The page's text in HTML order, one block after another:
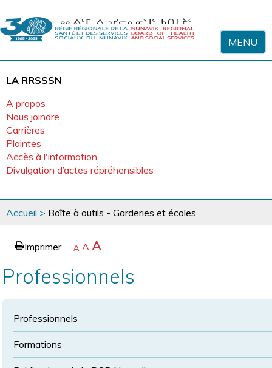
MENU
LA RRSSSN
A propos
Nous joindre
Carrières
Plaintes
Accès à l'information
Divulgation d’actes répréhensibles
Vous
êtes
Accueil > Boîte à outils - Garderies et écoles
eImprimerpageRétrécir
A Revenir
la
taille
de
A Agrandir
police
A
Professionnels
Professionnels
Formations